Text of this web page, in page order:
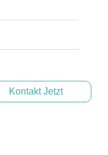
Kontakt Jetzt